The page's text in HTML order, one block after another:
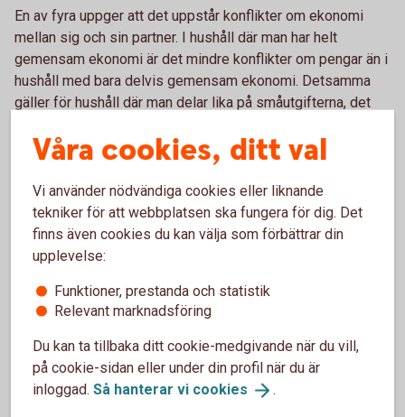
En av fyra uppger att det uppstår konflikter om ekonomi
mellan sig och sin partner. I hushåll där man har helt
gemensam ekonomi är det mindre konflikter om pengar än i
hushåll med bara delvis gemensam ekonomi. Detsamma
gäller för hushåll där man delar lika på småutgifterna, det
presenter till kalas. Just småutgifter är annars något som
kvinnor uppger att de i större utsträckning än männen
betalar mer av.
– Försök att även dela på alla småutgifterna, man kan till
exempel ha ett gemensamt konto med varsitt kort till som
man använder till den här typen av inköp. På så sätt kan man
slippa onödigt tjat och konflikter om pengar hemma, säger
Madelén Falkenhäll.
Våra cookies, ditt val
Vi använder nödvändiga cookies eller liknande
tekniker för att webbplatsen ska fungera för dig. Det
finns även cookies du kan välja som förbättrar din
upplevelse:
Funktioner, prestanda och statistik
Relevant marknadsföring
Du kan ta tillbaka ditt cookie-medgivande när du vill,
på cookie-sidan eller under din profil när du är
inloggad. Så hanterar vi cookies .